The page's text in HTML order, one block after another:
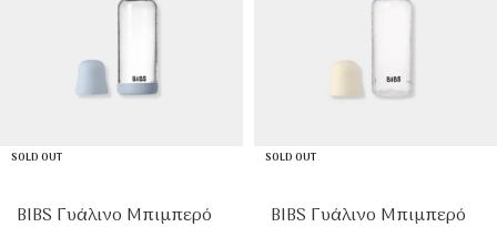
SOLD OUT
BIBS Γυάλινο Μπιμπερό
SOLD OUT
BIBS Γυάλινο Μπιμπερό